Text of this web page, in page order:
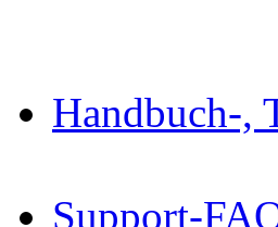
Handbuch-,
Support-